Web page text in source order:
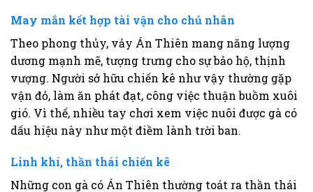
May mắn kết hợp tài vận cho chủ nhân
Theo phong thủy, vảy Án Thiên mang năng lượng
dương mạnh mẽ, tượng trưng cho sự bảo hộ, thịnh
vượng. Người sở hữu chiến kê như vậy thường gặp
vận đỏ, làm ăn phát đạt, công việc thuận buồm xuôi
gió. Vì thế, nhiều tay chơi xem việc nuôi được gà có
dấu hiệu này như một điềm lành trời ban.
Linh khí, thần thái chiến kê
Những con gà có Án Thiên thường toát ra thần thái